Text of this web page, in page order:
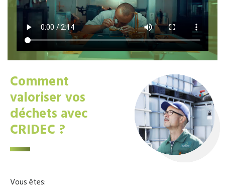
Comment
valoriser vos
déchets avec
CRIDEC ?
Vous êtes: